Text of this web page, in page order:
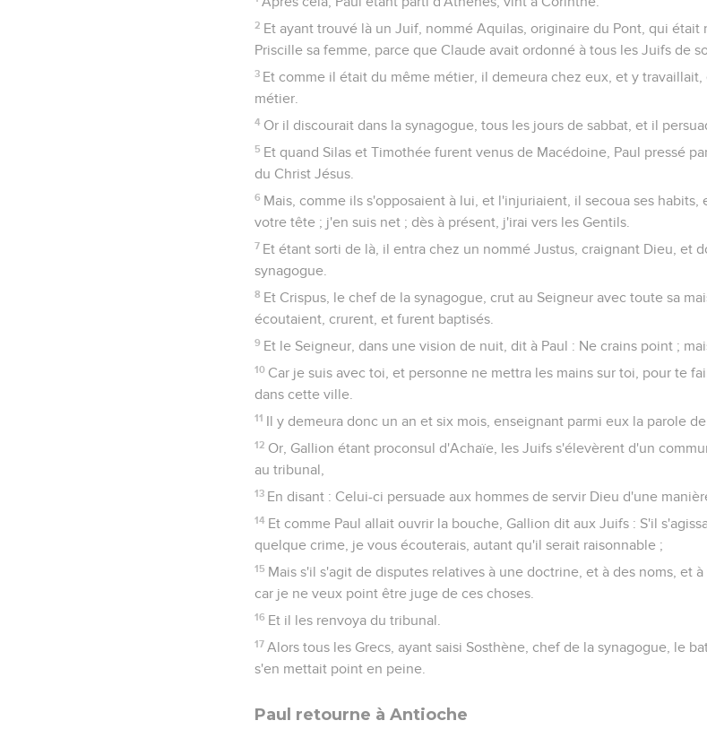
2 Et ayant trouvé là un Juif, nommé Aquilas, originaire du Pont, qui
Priscille sa femme, parce que Claude avait ordonné à tous les Juifs de
3 Et comme il était du même métier, il demeura chez eux, et y
métier.
4 Or il discourait dans la synagogue, tous les jours de sabbat, et il
5 Et quand Silas et Timothée furent venus de Macédoine, Paul pressé
du Christ Jésus.
6 Mais, comme ils s'opposaient à lui, et l'injuriaient, il secoua ses
votre tête ; j'en suis net ; dès à présent, j'irai vers les Gentils.
7 Et étant sorti de là, il entra chez un nommé Justus, craignant Dieu, et
synagogue.
8 Et Crispus, le chef de la synagogue, crut au Seigneur avec toute sa
écoutaient, crurent, et furent baptisés.
9 Et le Seigneur, dans une vision de nuit, dit à Paul : Ne crains point ;
10 Car je suis avec toi, et personne ne mettra les mains sur toi, pour te
dans cette ville.
11 Il y demeura donc un an et six mois, enseignant parmi eux la parole de
12 Or, Gallion étant proconsul d'Achaïe, les Juifs s'élevèrent d'un
au tribunal,
13 En disant : Celui-ci persuade aux hommes de servir Dieu d'une
14 Et comme Paul allait ouvrir la bouche, Gallion dit aux Juifs : S'il
quelque crime, je vous écouterais, autant qu'il serait raisonnable ;
15 Mais s'il s'agit de disputes relatives à une doctrine, et à des noms, et
car je ne veux point être juge de ces choses.
16 Et il les renvoya du tribunal.
17 Alors tous les Grecs, ayant saisi Sosthène, chef de la synagogue, le
s'en mettait point en peine.
Paul retourne à Antioche